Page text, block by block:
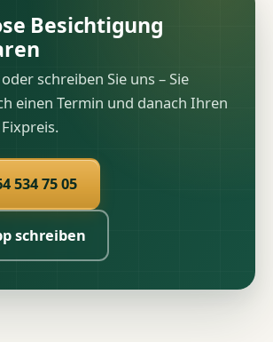
Besichtigung
schreiben Sie uns – Sie
einen Termin und danach Ihren
534 75 05
schreiben